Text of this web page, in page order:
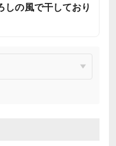
しの風で干しており